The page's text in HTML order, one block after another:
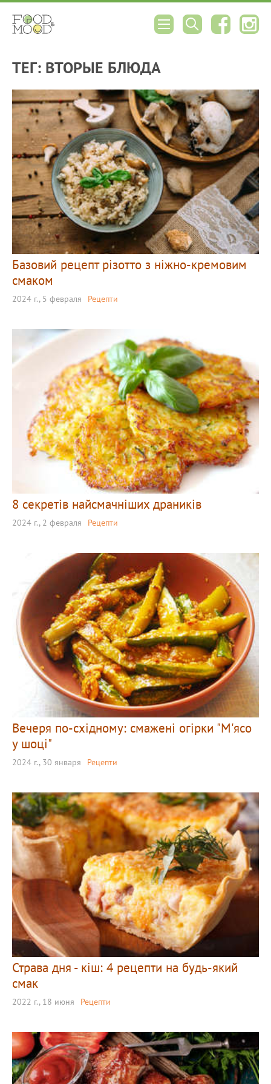
ТЕГ: ВТОРЫЕ БЛЮДА
Базовий рецепт різотто з ніжно-кремовим
смаком
2024 г., 5 февраля Рецепти
8 секретів найсмачніших драників
2024 г., 2 февраля Рецепти
Вечеря по-східному: смажені огірки "М'ясо
у шоці"
2024 г., 30 января Рецепти
Страва дня - кіш: 4 рецепти на будь-який
смак
2022 г., 18 июня Рецепти